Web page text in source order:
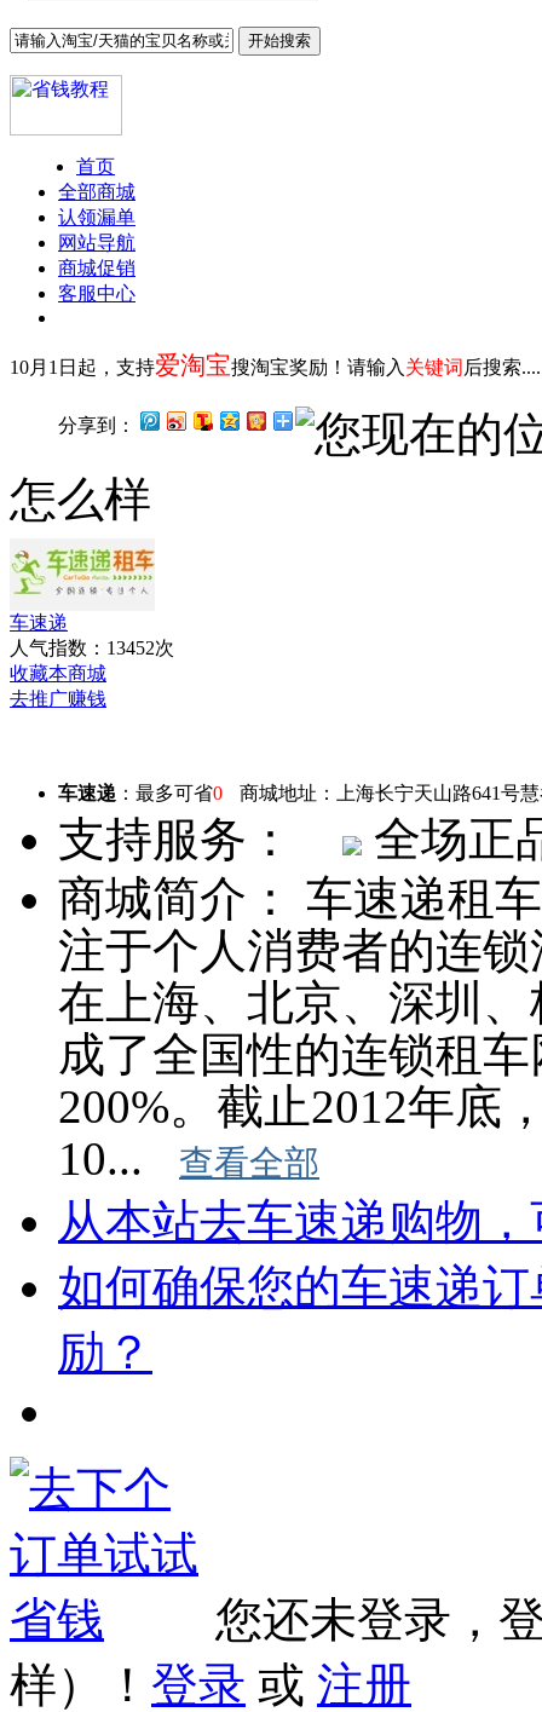
开始搜索
首页
全部商城
认领漏单
网站导航
商城促销
客服中心
10月1日起，支持爱淘宝搜淘宝奖励！请输入 关键词 后搜索
分享到：
您现在的
怎么样
车速递
人气指数：13452次
收藏本商城
去推广赚钱
车速递 ：最多可省0 商城地址：上海长宁天山路641号
支持服务：
全场
商城简介：
车速递租
注于个人消费者的连
在上海、北京、深圳
成了全国性的连锁租
200%。截止2012年底
10...
查看全部
从本站去车速递购物
如何确保您的车速递
励？
您还未登录，
样）！ 登录 或 注册